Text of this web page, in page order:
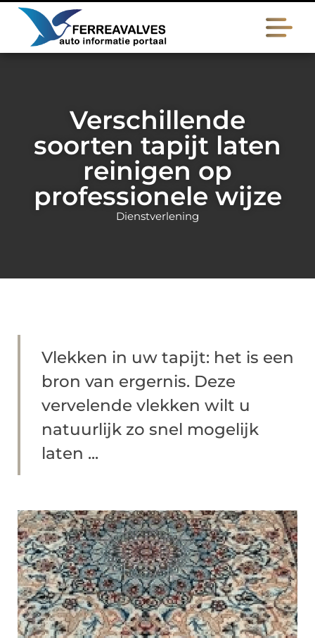
Verschillende
soorten tapijt laten
reinigen op
professionele wijze
Dienstverlening
Vlekken in uw tapijt: het is een
bron van ergernis. Deze
vervelende vlekken wilt u
natuurlijk zo snel mogelijk
laten ...